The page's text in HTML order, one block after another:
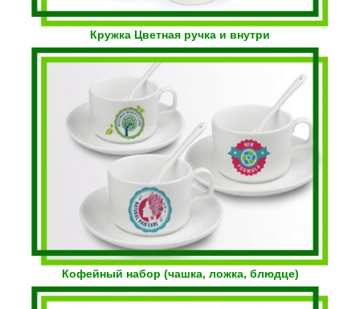
Кружка Цветная ручка и внутри
Кофейный набор (чашка, ложка, блюдце)